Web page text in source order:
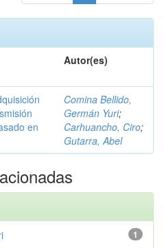
Autor(es)
en
Comina Bellido,
Germán Yuri;
Carhuancho, Ciro;
Gutarra, Abel
1